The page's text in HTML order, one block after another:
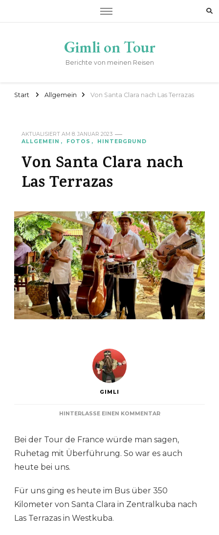
Gimli on Tour
Berichte von meinen Reisen
Start Allgemein Von Santa Clara nach Las Terrazas
AKTUALISIERT AM 8. JANUAR 2023
ALLGEMEIN
FOTOS HINTERGRUND
Von Santa Clara nach
Las Terrazas
GIMLI
HINTERLASSE EINEN KOMMENTARZU
CLARA
LAS
Bei der Tour de France würde man sagen,
Ruhetag mit Überführung. So war es auch
heute bei uns.
Für uns ging es heute im Bus über 350
Kilometer von Santa Clara in Zentralkuba nach
Las Terrazas in Westkuba.